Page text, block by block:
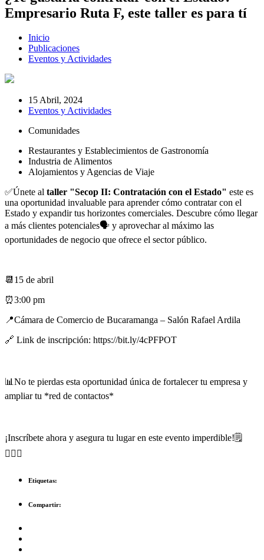
Empresario Ruta F, este taller es para tí
Inicio
Publicaciones
Eventos y Actividades
15 Abril, 2024
Eventos y Actividades
Comunidades
Restaurantes y Establecimientos de Gastronomía
Industria de Alimentos
Alojamientos y Agencias de Viaje
✅Únete al taller "Secop II: Contratación con el Estado" este es
una oportunidad invaluable para aprender cómo contratar con el
Estado y expandir tus horizontes comerciales. Descubre cómo llegar
a más clientes potenciales🗣️ y aprovechar al máximo las
oportunidades de negocio que ofrece el sector público.
📆15 de abril
⏰3:00 pm
📍Cámara de Comercio de Bucaramanga – Salón Rafael Ardila
🔗 Link de inscripción: https://bit.ly/4cPFPOT
📊No te pierdas esta oportunidad única de fortalecer tu empresa y
ampliar tu *red de contactos*
¡Inscríbete ahora y asegura tu lugar en este evento imperdible!🗒️
🙋🏻‍♀️
Etiquetas:
Compartir: